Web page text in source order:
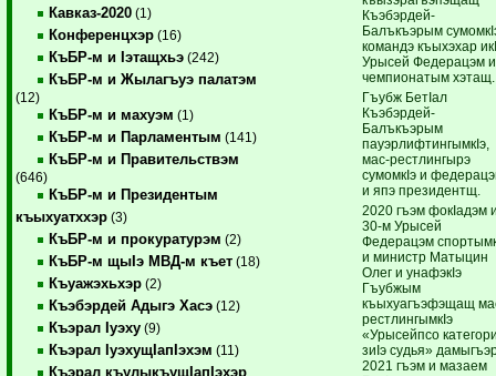
Кавказ-2020 (1)
Конференцхэр (16)
КъБР-м и Iэтащхьэ (242)
КъБР-м и Жылагъуэ палатэм
(12)
КъБР-м и махуэм (1)
КъБР-м и Парламентым (141)
КъБР-м и Правительствэм
(646)
КъБР-м и Президентым
къыхуатххэр (3)
КъБР-м и прокуратурэм (2)
КъБР-м щыIэ МВД-м къет (18)
Къуажэхьхэр (2)
Къэбэрдей Адыгэ Хасэ (12)
Къэрал Iуэху (9)
Къэрал IуэхущIапIэхэм (11)
Къэрал къулыкъущIапIэхэр
Къэбэрдей-
Балъкъэрым
командэ къыхэхар
Урысей Федерацэм и
чемпионатым хэтащ.
Гъубж БетIал
Къэбэрдей-
Балъкъэрым
пауэрлифтингымкIэ,
мас-рестлингырэ
сумомкIэ и
и япэ президентщ.
2020 гъэм фокIадэм
30-м Урысей
Федерацэм
и министр Матыцин
Олег и унафэкIэ
Гъубжым
къыхуагъэфэщащ
рестлингымкIэ
«Урысейпсо
зиIэ судья»
2021 гъэм и мазаем